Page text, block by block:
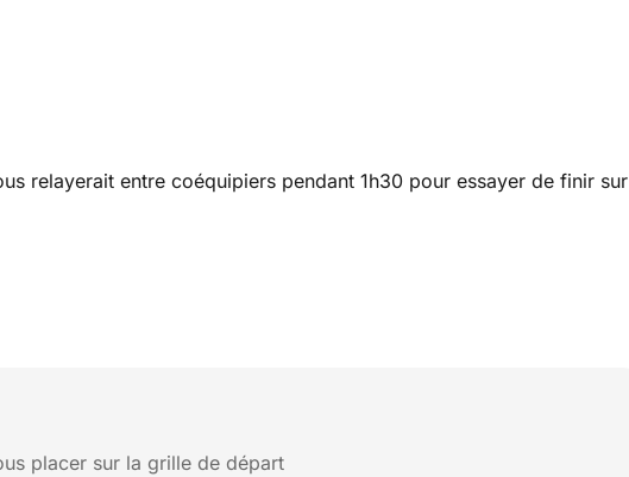
relayerait entre coéquipiers pendant 1h30 pour essayer de finir sur
placer sur la grille de départ